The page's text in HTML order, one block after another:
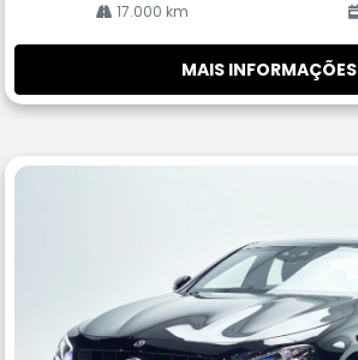
17.000 km
MAIS INFORMAÇÕES